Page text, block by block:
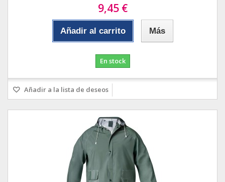
9,45 €
Añadir al carrito Más
En stock
Añadir a la lista de deseos